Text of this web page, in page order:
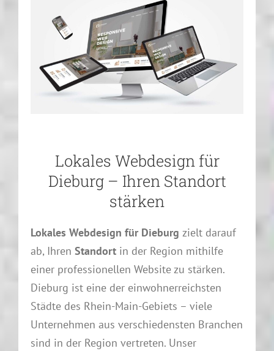
Lokales Webdesign für
Dieburg – Ihren Standort
stärken
Lokales Webdesign für Dieburg zielt darauf
ab, Ihren Standortin der Region mithilfe
einer professionellen Website zu stärken.
Dieburg ist eine der einwohnerreichsten
Städte des Rhein-Main-Gebiets – viele
Unternehmen aus verschiedensten Branchen
sind in der Region vertreten. Unser